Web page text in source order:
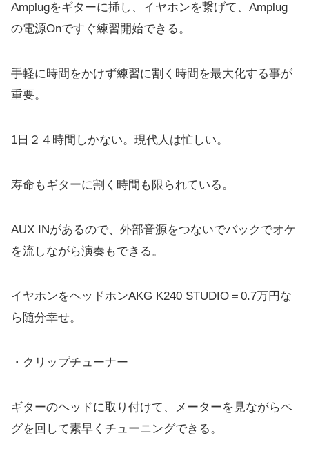
Amplugをギターに挿し、イヤホンを繋げて、Amplug
の電源Onですぐ練習開始できる。
手軽に時間をかけず練習に割く時間を最大化する事が
重要。
1日２４時間しかない。現代人は忙しい。
寿命もギターに割く時間も限られている。
AUX INがあるので、外部音源をつないでバックでオケ
を流しながら演奏もできる。
イヤホンをヘッドホンAKG K240 STUDIO＝0.7万円な
ら随分幸せ。
・クリップチューナー
ギターのヘッドに取り付けて、メーターを見ながらペ
グを回して素早くチューニングできる。